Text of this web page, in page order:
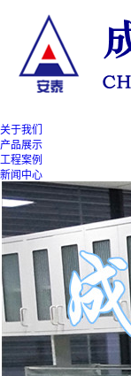
关于我们
产品展示
工程案例
新闻中心